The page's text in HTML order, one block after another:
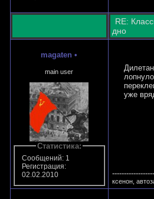
RE:
дно
magaten •
main user
Статистика:
Сообщений: 1
Регистрация:
02.02.2010
уже
ксенон,